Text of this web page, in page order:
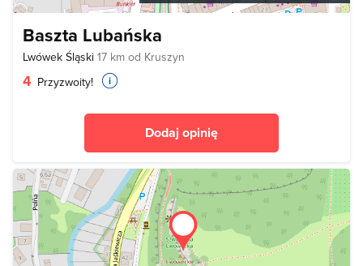
Baszta Lubańska
Lwówek Śląski 17 km od Kruszyn
4 Przyzwoity!
Dodaj opinię